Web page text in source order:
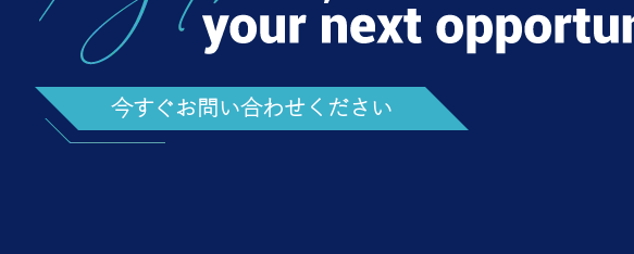
今すぐお問い合わせください